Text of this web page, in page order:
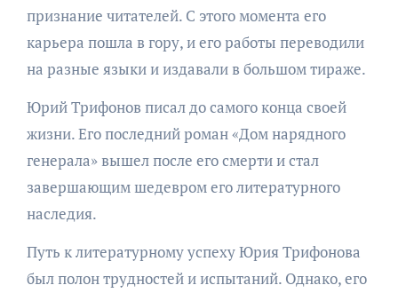
признание читателей. С этого момента его
карьера пошла в гору, и его работы переводили
на разные языки и издавали в большом тираже.
Юрий Трифонов писал до самого конца своей
жизни. Его последний роман «Дом нарядного
генерала» вышел после его смерти и стал
завершающим шедевром его литературного
наследия.
Путь к литературному успеху Юрия Трифонова
был полон трудностей и испытаний. Однако, его